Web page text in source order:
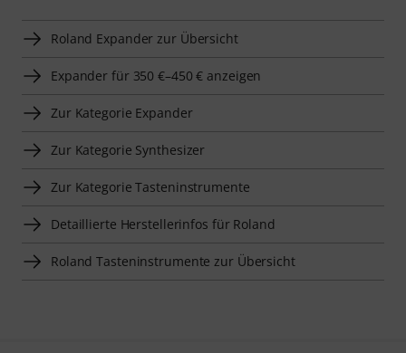
Roland Expander zur Übersicht
Expander für 350 €–450 € anzeigen
Zur Kategorie Expander
Zur Kategorie Synthesizer
Zur Kategorie Tasteninstrumente
Detaillierte Herstellerinfos für Roland
Roland Tasteninstrumente zur Übersicht